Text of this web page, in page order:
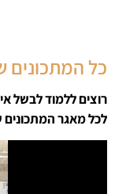
כל המתכונים
רוצים ללמוד לבשל
לכל מאגר המתכונים